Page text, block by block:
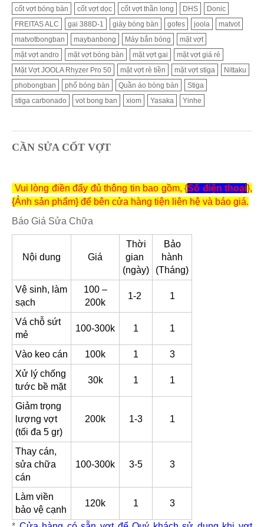
cốt vợt bóng bàn
cốt vợt dọc cốt vợt thần long DHS
Donic
FREITAS ALC
gai 388D-1 giày bóng bàn gofes joola
matvot
matvotbongban
maybanbong Máy bắn bóng
mặt vợt
mặt vợt andro
mặt vợt bóng bàn mặt vợt gai
mặt vợt giá rẻ
Mặt Vợt JOOLA Rhyzer Pro 50
mặt vợt rẻ tiền mặt vợt stiga
Nittaku
phobongban
phố bóng bàn Quần áo bóng bàn
Stiga
stiga carbonado
vot bong ban xiom Yasaka Yinhe
CẦN SỬA CỐT VỢT
Vui lòng điền đẩy đủ thông tin bao gồm, {Số điện thoại},
{Ảnh sản phẩm} để bên cửa hàng tiện liên hệ và báo giá.
Báo Giá Sửa Chữa
Nội dung Giá
Thời
gian
(ngày)
Bảo
hành
(Tháng)
Vệ sinh, làm
sạch
100 –
200k
1-2 1
Vá chỗ sứt
mẻ
100-300k 1 1
Vào keo cán 100k 1
3
Xử lý chống
tước bề mặt
30k 1 1
Giảm trọng
lượng vợt
(tối đa 5 gr)
200k 1-3 1
Thay cán,
sửa chữa
cán
100-300k 3-5 3
Làm viền
bảo vệ cạnh
120k 1 3